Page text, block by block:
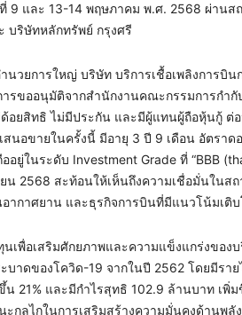
9 และ 13-14 พฤษภาคม พ.ศ. 2568 ผ่าน
บริษัทหลักทรัพย์ กรุงศรี
นวยการใหญ่ บริษัท บริการเชื้อเพลิงการบิน
รขออนุมัติจากสำนักงานคณะกรรมการกำ
อยสิทธิ ไม่มีประกัน และมีผู้แทนผู้ถือหุ้นกู้
นอขายในครั้งนี้ มีอายุ 3 ปี 9 เดือน อัตรา
ยู่ในระดับ Investment Grade ที่ “BBB
น 2568 สะท้อนให้เห็นถึงความเชื่อมั่นใน
ากาศยาน และธุรกิจการบินที่มีแนวโน้มเติบ
เพื่อเสริมศักยภาพและความแข็งแกร่งขอ
บาดของโควิด-19 จากในปี 2562 โดยมีร
น 21% และมีกำไรสุทธิ 102.9 ล้านบาท เ
กลไกในการเสริมสร้างความมั่นคงด้านพ